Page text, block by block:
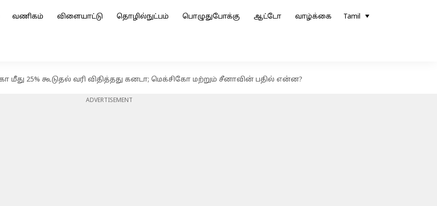
வணிகம் விளையாட்டு தொழில்நுட்பம் பொழுதுபோக்கு ஆட்டோ வாழ்க்கை Tamil
மீது 25% கூடுதல் வரி விதித்தது கனடா; மெக்சிகோ மற்றும் சீனாவின் பதில் என்ன?
ADVERTISEMENT